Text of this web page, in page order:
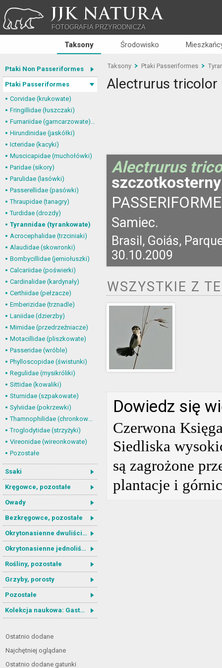
JJK NATURA
FOTOGRAFIA PRZYRODNICZA
Taksony Środowisko
Ptaki Non Passeriformes
Ptaki Passeriformes
Corvidae (krukowate)
Fringillidae (łuszczaki)
Furnariidae (garncarzowate) i Dendrocolaptidae (tęgosterowate)
Hirundinidae (jaskółki)
Icteridae (kacyki)
Muscicapidae (muchołówki)
Paridae (sikory)
Parulidae (lasówki)
Passerellidae (pasówki)
Thraupidae (tanagry)
Turdidae (drozdy)
Tyrannidae (tyrankowate)
Acrocephalidae (trzciniaki)
Alaudidae (skowronki)
Bombycillidae (jemiołuszki)
Calcariidae (poświerki)
Cardinalidae (kardynały)
Certhiidae (pełzacze)
Emberizidae (trznadle)
Laniidae (dzierzby)
Mimidae (przedrzeźniacze)
Motacillidae (pliszkowate)
Passeridae (wróble)
Phylloscopidae (świstunki)
Regulidae (mysikróliki)
Sittidae (kowaliki)
Sturnidae (szpakowate)
Sylviidae (pokrzewki)
Thamnophilidae (chronkowate)
Troglodytidae (strzyżyki)
Vireonidae (wireonkowate)
Pozostałe
Ssaki
Kręgowce, pozostałe
Owady
Bezkręgowce, pozostałe
Okrytonasienne dwuliścienne
Okrytonasienne jednoliścienne
Rośliny, pozostałe
Grzyby, porosty
Pozostałe
Kolekcja naukowa: Gastrotricha
Ostatnio dodane
Najchętniej oglądane
Ostatnio dodane gatunki
Taksony Ptaki Passeriformes
Alectrurus tricolor
Alectrurus
szczotkosterny
Samiec.
Brasil, Goiás,
30.10.2009
WSZYSTKIE Z
Dowiedz się
Czerwona
Siedliska
są zagrożone
plantacje i